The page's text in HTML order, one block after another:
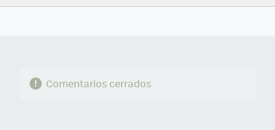
FACEBOOK
TWITTERFLIPBOARD
E-
WHATSAPP
Comentarios cerrados